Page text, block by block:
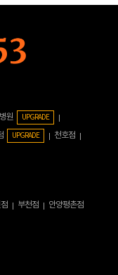
원 UPGRADE
UPGRADE
천호점
부천점 안양평촌점